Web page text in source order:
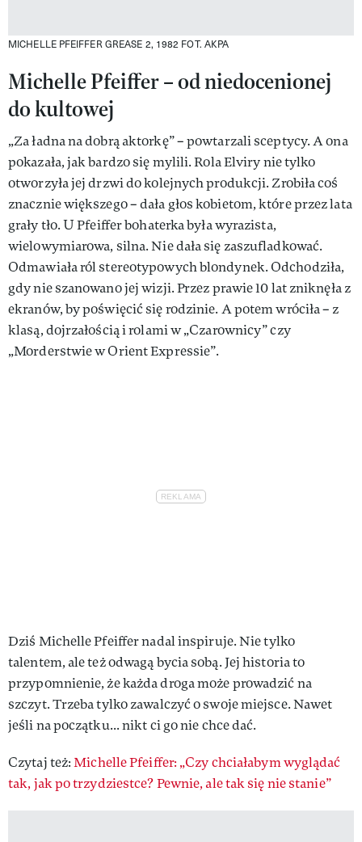
MICHELLE PFEIFFER GREASE 2, 1982 FOT. AKPA
Michelle Pfeiffer – od niedocenionej
do kultowej
„Za ładna na dobrą aktorkę” – powtarzali sceptycy. A ona
pokazała, jak bardzo się mylili. Rola Elviry nie tylko
otworzyła jej drzwi do kolejnych produkcji. Zrobiła coś
znacznie większego – dała głos kobietom, które przez lata
grały tło. U Pfeiffer bohaterka była wyrazista,
wielowymiarowa, silna. Nie dała się zaszufladkować.
Odmawiała ról stereotypowych blondynek. Odchodziła,
gdy nie szanowano jej wizji. Przez prawie 10 lat zniknęła z
ekranów, by poświęcić się rodzinie. A potem wróciła – z
klasą, dojrzałością i rolami w „Czarownicy” czy
„Morderstwie w Orient Expressie”.
Dziś Michelle Pfeiffer nadal inspiruje. Nie tylko
talentem, ale też odwagą bycia sobą. Jej historia to
przypomnienie, że każda droga może prowadzić na
szczyt. Trzeba tylko zawalczyć o swoje miejsce. Nawet
jeśli na początku... nikt ci go nie chce dać.
Czytaj też:Michelle Pfeiffer: „Czy chciałabym wyglądać
tak, jak po trzydziestce? Pewnie, ale tak się nie stanie”